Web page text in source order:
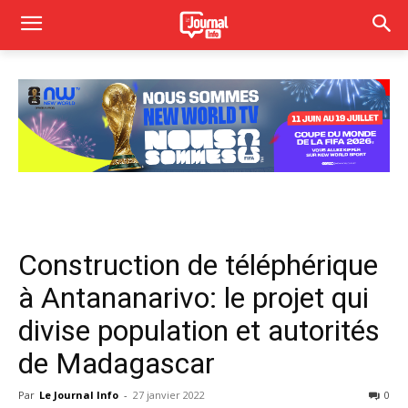
Construction de téléphérique
à Antananarivo: le projet qui
divise population et autorités
de Madagascar
Par Le Journal Info - 27 janvier 2022 0